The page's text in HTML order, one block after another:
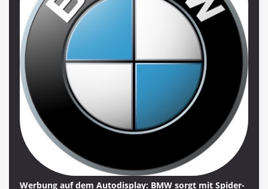
Werbung auf dem Autodisplay: BMW sorgt mit Spider-